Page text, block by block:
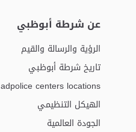
عن شرطة أبوظبي
الرؤية والرسالة والقيم
تاريخ شرطة أبوظبي
adpolice centers locations
الهيكل التنظيمي
الجودة العالمية